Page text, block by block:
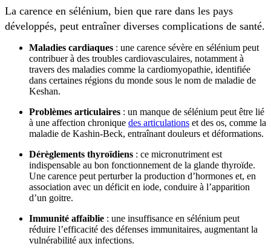
La carence en sélénium, bien que rare dans les pays
développés, peut entraîner diverses complications de santé.
Maladies cardiaques : une carence sévère en sélénium peut
contribuer à des troubles cardiovasculaires, notamment à
travers des maladies comme la cardiomyopathie, identifiée
dans certaines régions du monde sous le nom de maladie de
Keshan.
Problèmes articulaires : un manque de sélénium peut être lié
à une affection chronique des articulations et des os, comme la
maladie de Kashin-Beck, entraînant douleurs et déformations.
Dérèglements thyroïdiens : ce micronutriment est
indispensable au bon fonctionnement de la glande thyroïde.
Une carence peut perturber la production d’hormones et, en
association avec un déficit en iode, conduire à l’apparition
d’un goitre.
Immunité affaiblie : une insuffisance en sélénium peut
réduire l’efficacité des défenses immunitaires, augmentant la
vulnérabilité aux infections.